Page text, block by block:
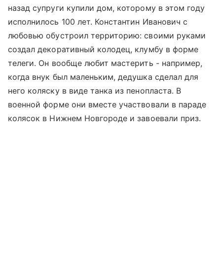
назад супруги купили дом, которому в этом году
исполнилось 100 лет. Константин Иванович с
любовью обустроил территорию: своими руками
создал декоративный колодец, клумбу в форме
телеги. Он вообще любит мастерить - например,
когда внук был маленьким, дедушка сделал для
него коляску в виде танка из пенопласта. В
военной форме они вместе участвовали в параде
колясок в Нижнем Новгороде и завоевали приз.